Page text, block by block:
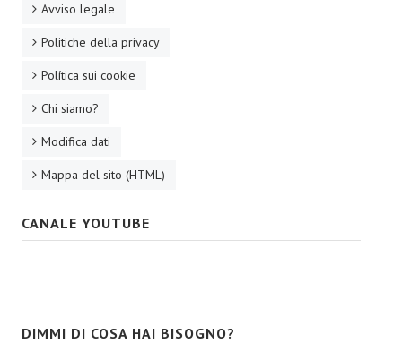
Avviso legale
Politiche della privacy
Política sui cookie
Chi siamo?
Modifica dati
Mappa del sito (HTML)
CANALE YOUTUBE
DIMMI DI COSA HAI BISOGNO?